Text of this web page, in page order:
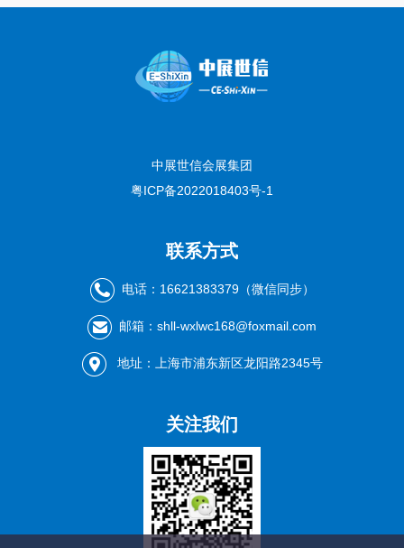
中展世信会展集团
粤ICP备2022018403号-1
联系方式
电话：16621383379（微信同步）
邮箱：shll-wxlwc168@foxmail.com
地址：上海市浦东新区龙阳路2345号
关注我们